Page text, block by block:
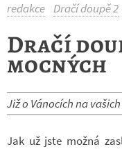
redakce Dračí doupě 2
Dračí
mocných
Již o Vá­no­cích na
Jak už jste možná